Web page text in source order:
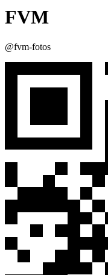
FVM
@fvm-fotos